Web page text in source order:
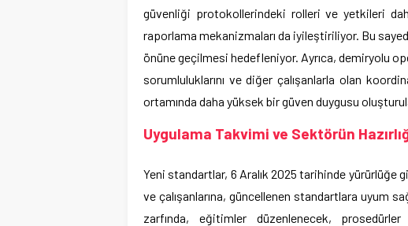
güvenliği protokollerindeki rolleri ve yetkileri
raporlama mekanizmaları da iyileştiriliyor. Bu
önüne geçilmesi hedefleniyor. Ayrıca, demiryolu
sorumluluklarını ve diğer çalışanlarla olan
ortamında daha yüksek bir güven duygusu
Uygulama Takvimi ve Sektörün
Yeni standartlar, 6 Aralık 2025 tarihinde
ve çalışanlarına, güncellenen standartlara uyum
zarfında, eğitimler düzenlenecek,